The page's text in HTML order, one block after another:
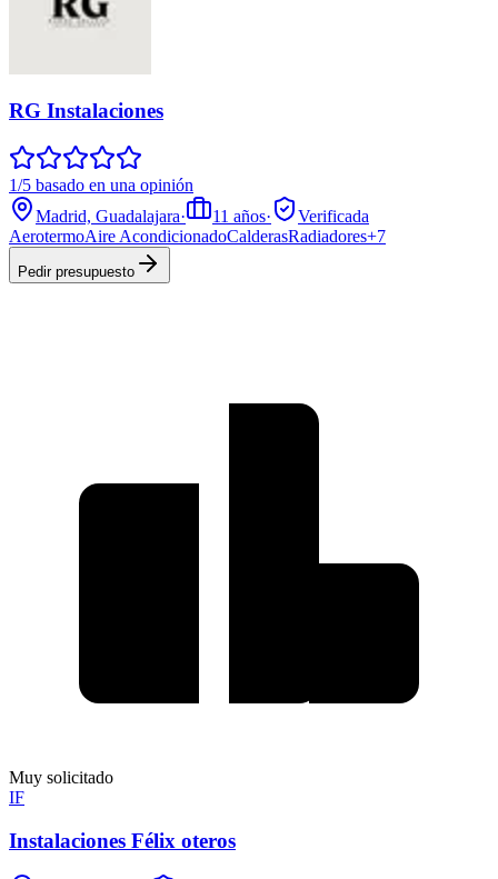
RG Instalaciones
1/5 basado en una opinión
Madrid, Guadalajara· 11 años·
Verificada
AerotermoAire AcondicionadoCalderasRadiadores+7
Pedir presupuesto
Muy solicitado
IF
Instalaciones Félix oteros